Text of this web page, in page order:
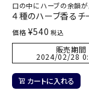
口の中にハーブの余韻が
４種のハーブ香るチ
価格 ¥540 税込
販売期間
2024/02/28
カートに入れる